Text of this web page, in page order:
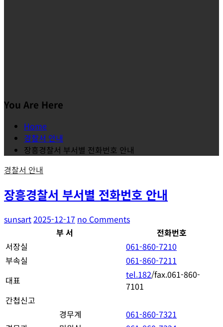
You Are Here
Home
경찰서 안내
장흥경찰서 부서별 전화번호 안내
경찰서 안내
장흥경찰서 부서별 전화번호 안내
sunsart2025-12-17 no Comments
부 서
전화번호
서장실
061-860-7210
부속실
061-860-7211
대표
tel.182/fax.061-860-
7101
간첩신고
경무계
061-860-7321